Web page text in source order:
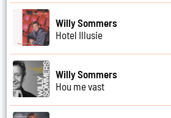
Willy Sommers
Hotel Illusie
Willy Sommers
Hou me vast